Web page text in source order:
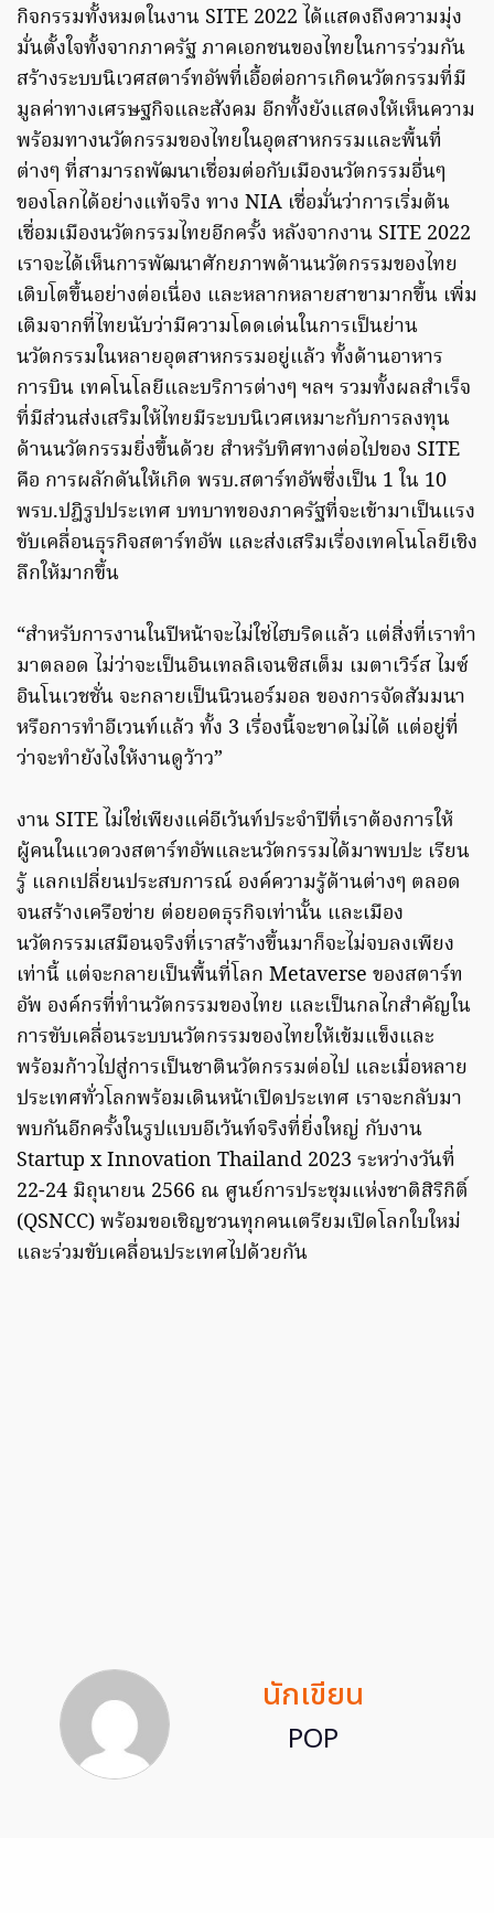
กิจกรรมทั้งหมดในงาน SITE 2022 ได้แสดงถึงความมุ่ง
มั่นตั้งใจทั้งจากภาครัฐ ภาคเอกชนของไทยในการร่วมกัน
สร้างระบบนิเวศสตาร์ทอัพที่เอื้อต่อการเกิดนวัตกรรมที่มี
มูลค่าทางเศรษฐกิจและสังคม อีกทั้งยังแสดงให้เห็นความ
พร้อมทางนวัตกรรมของไทยในอุตสาหกรรมและพื้นที่
ต่างๆ ที่สามารถพัฒนาเชื่อมต่อกับเมืองนวัตกรรมอื่นๆ
ของโลกได้อย่างแท้จริง ทาง NIA เชื่อมั่นว่าการเริ่มต้น
เชื่อมเมืองนวัตกรรมไทยอีกครั้ง หลังจากงาน SITE 2022
เราจะได้เห็นการพัฒนาศักยภาพด้านนวัตกรรมของไทย
เติบโตขึ้นอย่างต่อเนื่อง และหลากหลายสาขามากขึ้น เพิ่ม
เติมจากที่ไทยนับว่ามีความโดดเด่นในการเป็นย่าน
นวัตกรรมในหลายอุตสาหกรรมอยู่แล้ว ทั้งด้านอาหาร
การบิน เทคโนโลยีและบริการต่างๆ ฯลฯ รวมทั้งผลสำเร็จ
ที่มีส่วนส่งเสริมให้ไทยมีระบบนิเวศเหมาะกับการลงทุน
ด้านนวัตกรรมยิ่งขึ้นด้วย สำหรับทิศทางต่อไปของ SITE
คือ การผลักดันให้เกิด พรบ.สตาร์ทอัพซึ่งเป็น 1 ใน 10
พรบ.ปฎิรูปประเทศ บทบาทของภาครัฐที่จะเข้ามาเป็นแรง
ขับเคลื่อนธุรกิจสตาร์ทอัพ และส่งเสริมเรื่องเทคโนโลยีเชิง
ลึกให้มากขึ้น
“สำหรับการงานในปีหน้าจะไม่ใช่ไฮบริดแล้ว แต่สิ่งที่เราทำ
มาตลอด ไม่ว่าจะเป็นอินเทลลิเจนซิสเต็ม เมตาเวิร์ส ไมซ์
อินโนเวชชั่น จะกลายเป็นนิวนอร์มอล ของการจัดสัมมนา
หรือการทำอีเวนท์แล้ว ทั้ง 3 เรื่องนี้จะขาดไม่ได้ แต่อยู่ที่
ว่าจะทำยังไงให้งานดูว้าว”
งาน SITE ไม่ใช่เพียงแค่อีเว้นท์ประจำปีที่เราต้องการให้
ผู้คนในแวดวงสตาร์ทอัพและนวัตกรรมได้มาพบปะ เรียน
รู้ แลกเปลี่ยนประสบการณ์ องค์ความรู้ด้านต่างๆ ตลอด
จนสร้างเครือข่าย ต่อยอดธุรกิจเท่านั้น และเมือง
นวัตกรรมเสมือนจริงที่เราสร้างขึ้นมาก็จะไม่จบลงเพียง
เท่านี้ แต่จะกลายเป็นพื้นที่โลก Metaverse ของสตาร์ท
อัพ องค์กรที่ทำนวัตกรรมของไทย และเป็นกลไกสำคัญใน
การขับเคลื่อนระบบนวัตกรรมของไทยให้เข้มแข็งและ
พร้อมก้าวไปสู่การเป็นชาตินวัตกรรมต่อไป และเมื่อหลาย
ประเทศทั่วโลกพร้อมเดินหน้าเปิดประเทศ เราจะกลับมา
พบกันอีกครั้งในรูปแบบอีเว้นท์จริงที่ยิ่งใหญ่ กับงาน
Startup x Innovation Thailand 2023 ระหว่างวันที่
22-24 มิถุนายน 2566 ณ ศูนย์การประชุมแห่งชาติสิริกิติ์
(QSNCC) พร้อมขอเชิญชวนทุกคนเตรียมเปิดโลกใบใหม่
และร่วมขับเคลื่อนประเทศไปด้วยกัน
นักเขียน
POP